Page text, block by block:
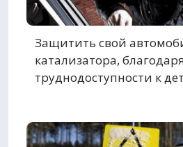
Защитить свой
катализатора,
труднодоступности к